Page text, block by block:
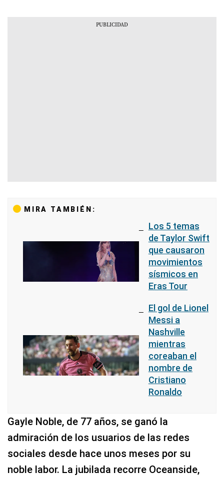
MIRA TAMBIÉN:
Los 5 temas
de Taylor Swift
que causaron
movimientos
sísmicos en
Eras Tour
El gol de Lionel
Messi a
Nashville
mientras
coreaban el
nombre de
Cristiano
Ronaldo
Gayle Noble, de 77 años, se ganó la
admiración de los usuarios de las redes
sociales desde hace unos meses por su
noble labor. La jubilada recorre Oceanside,